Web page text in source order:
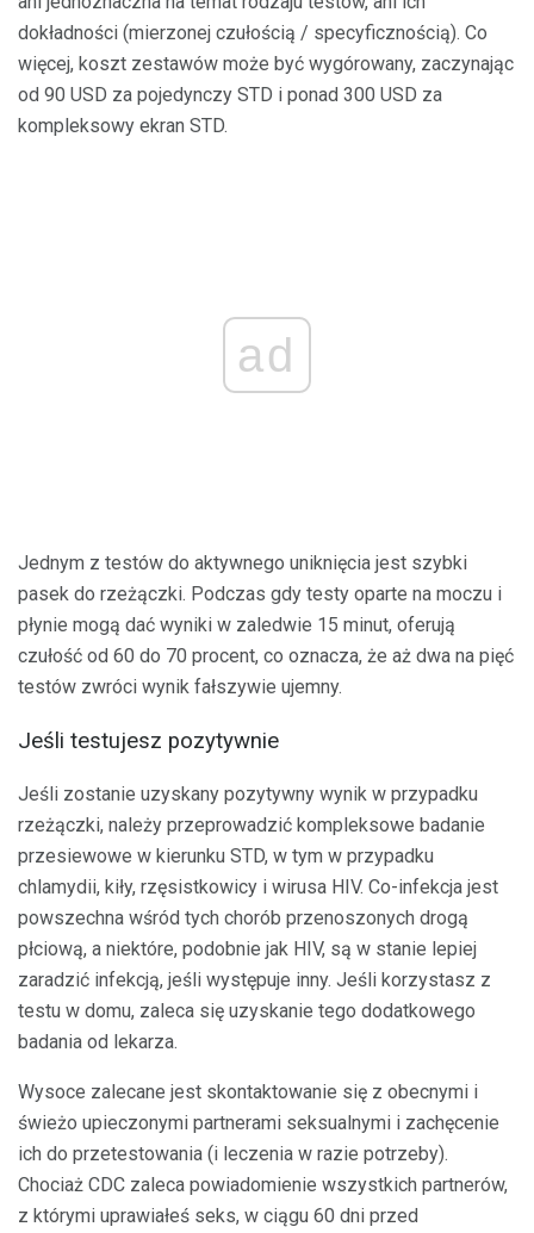
dokładności (mierzonej czułością / specyficznością). Co
więcej, koszt zestawów może być wygórowany, zaczynając
od 90 USD za pojedynczy STD i ponad 300 USD za
kompleksowy ekran STD.
ad
Jednym z testów do aktywnego uniknięcia jest szybki
pasek do rzeżączki. Podczas gdy testy oparte na moczu i
płynie mogą dać wyniki w zaledwie 15 minut, oferują
czułość od 60 do 70 procent, co oznacza, że ​​aż dwa na pięć
testów zwróci wynik fałszywie ujemny.
Jeśli testujesz pozytywnie
Jeśli zostanie uzyskany pozytywny wynik w przypadku
rzeżączki, należy przeprowadzić kompleksowe badanie
przesiewowe w kierunku STD, w tym w przypadku
chlamydii, kiły, rzęsistkowicy i wirusa HIV. Co-infekcja jest
powszechna wśród tych chorób przenoszonych drogą
płciową, a niektóre, podobnie jak HIV, są w stanie lepiej
zaradzić infekcją, jeśli występuje inny. Jeśli korzystasz z
testu w domu, zaleca się uzyskanie tego dodatkowego
badania od lekarza.
Wysoce zalecane jest skontaktowanie się z obecnymi i
świeżo upieczonymi partnerami seksualnymi i zachęcenie
ich do przetestowania (i leczenia w razie potrzeby).
Chociaż CDC zaleca powiadomienie wszystkich partnerów,
z którymi uprawiałeś seks, w ciągu 60 dni przed